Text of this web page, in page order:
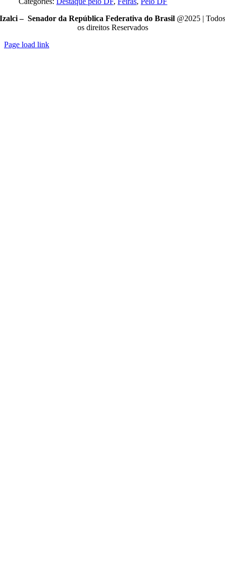
Izalci – Senador da República Federativa do Brasil @2025 | Todos
os direitos Reservados
Page load link